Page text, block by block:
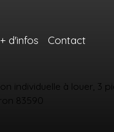
+ d'infos Contact